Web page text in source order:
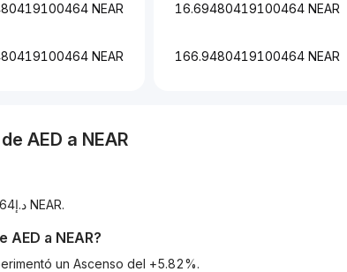
16.69480419100464 NEAR
166.9480419100464 NEAR
NEAR
NEAR
AED a NEAR
A día de hoy, 1 {{fiatSymbol} equivale a د.إ0.1669480419100464 NEAR.
AED a NEAR?
un Ascenso del +5.82%.